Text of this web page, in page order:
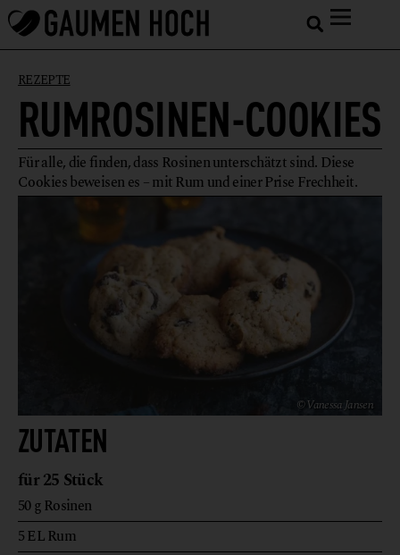
REZEPTE
RUMROSINEN-COOKIES
Für alle, die finden, dass Rosinen unterschätzt sind. Diese
Cookies beweisen es – mit Rum und einer Prise Frechheit.
© Vanessa Jansen
ZUTATEN
für 25 Stück
50gRosinen
5ELRum